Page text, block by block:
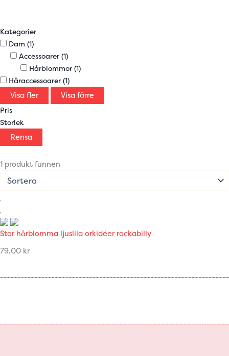
Kategorier
Dam (1)
Accessoarer (1)
Hårblommor (1)
Håraccessoarer (1)
Visa fler Visa färre
Pris
Storlek
Rensa
1 produkt funnen
Stor hårblomma ljuslila orkidéer rockabilly
79,00 kr